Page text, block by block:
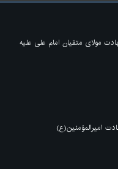
مولای متقیان امام علی علیه
امیرالمؤمنین(ع)